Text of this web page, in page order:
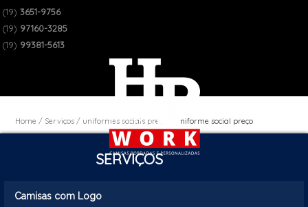
(19) 3651-9756
(19) 97160-3285
(19) 99381-5613
Home Serviços uniformes sociais preço uniforme social preço
SERVIÇOS
Camisas com Logo